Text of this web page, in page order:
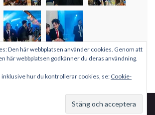
Den här webbplatsen använder cookies. Genom att
här webbplatsen godkänner du deras användning.
inklusive hur du kontrollerar cookies, se: Cookie-